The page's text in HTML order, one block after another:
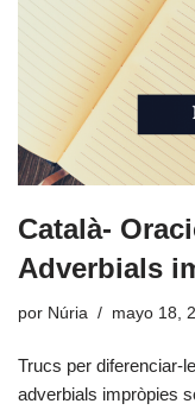
Català-
Adverbials
por Núria mayo 18,
Trucs per diferenciar-
adverbials impròpies